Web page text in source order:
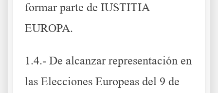
formar parte de IUSTITIA
EUROPA.
1.4.- De alcanzar representación en
las Elecciones Europeas del 9 de